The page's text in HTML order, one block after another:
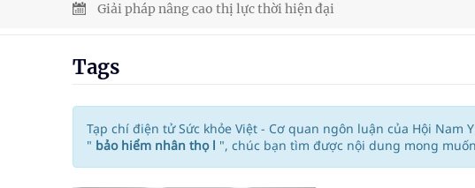
Giải pháp nâng cao thị lực thời hiện đại
Dự báo thời tiết ngày 08/8/2026: Bắc Bộ nắng nóng, nhiệt độ
Đắk Lắk: Đẩy nhanh tiến độ khám sức khỏe định kỳ, khám
Tags
Tạp chí điện tử Sức khỏe Việt - Cơ quan ngôn luận của Hội Nam
" bảo hiểm nhân thọ l ", chúc bạn tìm được nội dung mong